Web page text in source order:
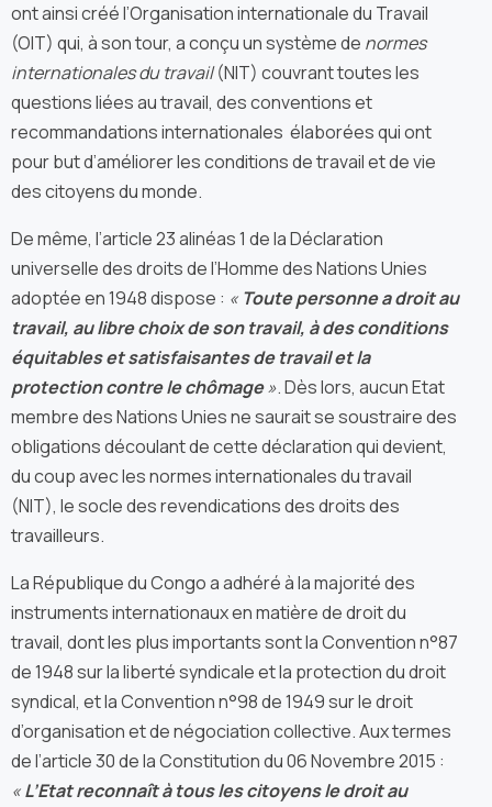
ont ainsi créé l’Organisation internationale du Travail
(OIT) qui, à son tour, a conçu un système de normes
internationales du travail(NIT) couvrant toutes les
questions liées au travail, des conventions et
recommandations internationales élaborées qui ont
pour but d’améliorer les conditions de travail et de vie
des citoyens du monde.
De même, l’article 23 alinéas 1 de la Déclaration
universelle des droits de l’Homme des Nations Unies
adoptée en 1948 dispose : « Toute personne a droit au
travail, au libre choix de son travail, à des conditions
équitables et satisfaisantes de travail et la
protection contre lechômage». Dès lors, aucun Etat
membre des Nations Unies ne saurait se soustraire des
obligations découlant de cette déclaration qui devient,
du coup avec les normes internationales du travail
(NIT), le socle des revendications des droits des
travailleurs.
La République du Congo a adhéré à la majorité des
instruments internationaux en matière de droit du
travail, dont les plus importants sont la Convention n°87
de 1948 sur la liberté syndicale et la protection du droit
syndical, et la Convention n°98 de 1949 sur le droit
d’organisation et de négociation collective. Aux termes
de l’article 30 de la Constitution du 06 Novembre 2015 :
«L’Etat reconnaît à tous les citoyens le droit au